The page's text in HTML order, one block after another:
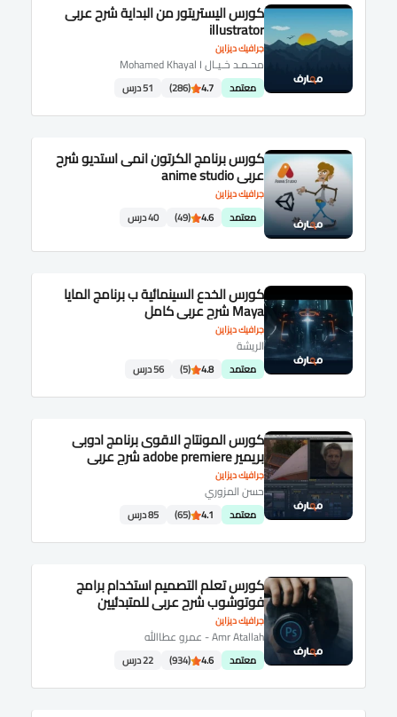
جرافيك ديزاين
كورس اليستريتور من البداية شرح عربى
illustrator
محـمـد خـيـال Mohamed Khayal I
معتمد 4.7
(286) 51 درس
جرافيك ديزاين
كورس برنامج الكرتون انمى استديو شرح
عربى anime studio
معتمد 4.6
(49) 40 درس
جرافيك ديزاين
كورس الخدع السينمائية ب برنامج المايا
Maya شرح عربى كامل
الريشة
معتمد 4.8
(5) 56 درس
جرافيك ديزاين
كورس المونتاج الاقوى برنامج ادوبى
بريمير adobe premiere شرح عربى
حسن المزوري
معتمد 4.1
(65) 85 درس
جرافيك ديزاين
كورس تعلم التصميم استخدام برامج
فوتوشوب شرح عربى للمتبدئيين
Amr Atallah - عمرو عطاالله
معتمد 4.6
(934) 22 درس